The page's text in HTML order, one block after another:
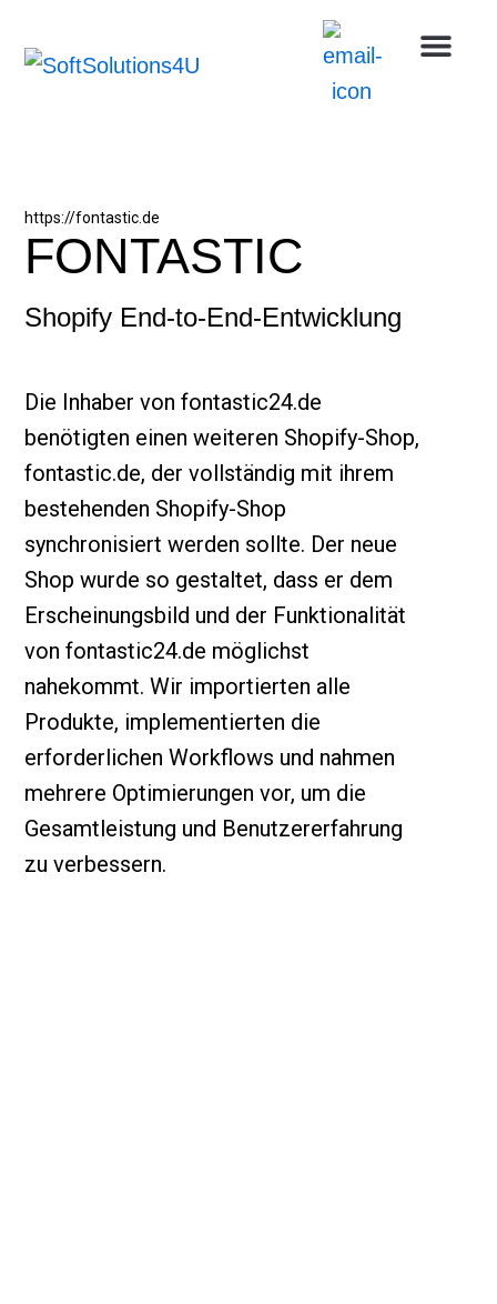
https://fontastic.de
FONTASTIC
Shopify End-to-End-Entwicklung
Die Inhaber von fontastic24.de
benötigten einen weiteren Shopify-Shop,
fontastic.de, der vollständig mit ihrem
bestehenden Shopify-Shop
synchronisiert werden sollte. Der neue
Shop wurde so gestaltet, dass er dem
Erscheinungsbild und der Funktionalität
von fontastic24.de möglichst
nahekommt. Wir importierten alle
Produkte, implementierten die
erforderlichen Workflows und nahmen
mehrere Optimierungen vor, um die
Gesamtleistung und Benutzererfahrung
zu verbessern.